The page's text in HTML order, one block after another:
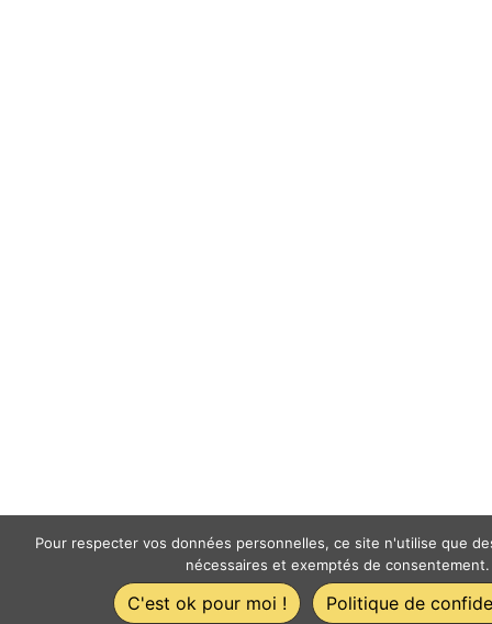
Pour respecter vos données personnelles, ce site n'utilise que
nécessaires et exemptés de consentement.
C'est ok pour moi ! Politique de